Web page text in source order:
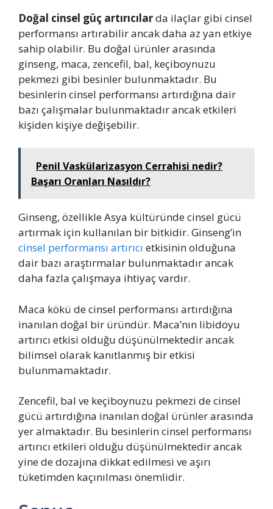
Doğal cinsel güç artırıcılarda ilaçlar gibi cinsel
performansı artırabilir ancak daha az yan etkiye
sahip olabilir. Bu doğal ürünler arasında
ginseng, maca, zencefil, bal, keçiboynuzu
pekmezi gibi besinler bulunmaktadır. Bu
besinlerin cinsel performansı artırdığına dair
bazı çalışmalar bulunmaktadır ancak etkileri
kişiden kişiye değişebilir.
Penil Vaskülarizasyon Cerrahisi nedir?
Başarı Oranları Nasıldır?
Ginseng, özellikle Asya kültüründe cinsel gücü
artırmak için kullanılan bir bitkidir. Ginseng’in
cinsel performansı artırıcı etkisinin olduğuna
dair bazı araştırmalar bulunmaktadır ancak
daha fazla çalışmaya ihtiyaç vardır.
Maca kökü de cinsel performansı artırdığına
inanılan doğal bir üründür. Maca’nın libidoyu
artırıcı etkisi olduğu düşünülmektedir ancak
bilimsel olarak kanıtlanmış bir etkisi
bulunmamaktadır.
Zencefil, bal ve keçiboynuzu pekmezi de cinsel
gücü artırdığına inanılan doğal ürünler arasında
yer almaktadır. Bu besinlerin cinsel performansı
artırıcı etkileri olduğu düşünülmektedir ancak
yine de dozajına dikkat edilmesi ve aşırı
tüketimden kaçınılması önemlidir.